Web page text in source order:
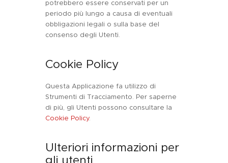
potrebbero essere conservati per un
periodo più lungo a causa di eventuali
obbligazioni legali o sulla base del
consenso degli Utenti.
Cookie Policy
Questa Applicazione fa utilizzo di
Strumenti di Tracciamento. Per saperne
di più, gli Utenti possono consultare la
Cookie Policy.
Ulteriori informazioni per
gli utenti